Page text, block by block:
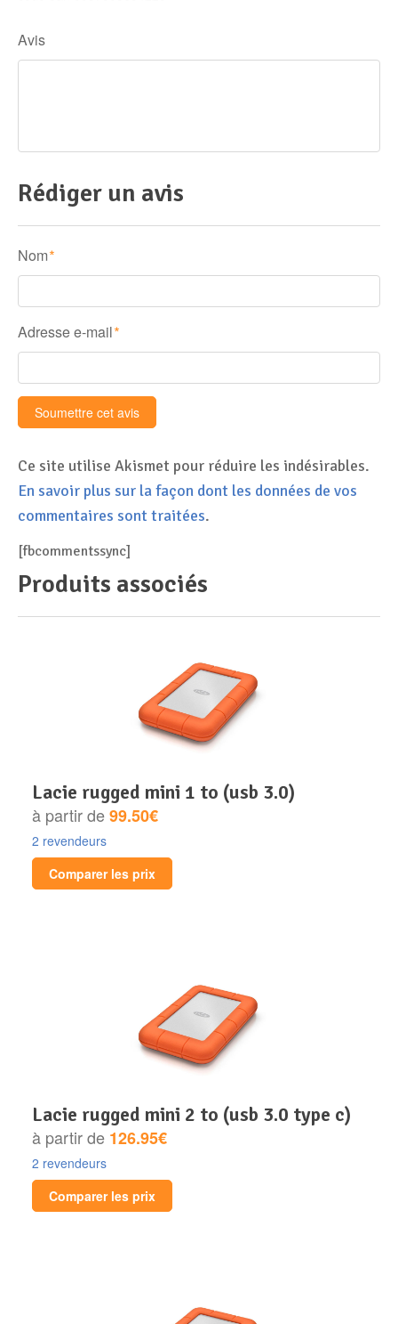
Avis
Rédiger un avis
Nom *
Adresse e-mail *
Ce site utilise Akismet pour réduire les indésirables.
En savoir plus sur la façon dont les données de vos
commentaires sont traitées.
[fbcommentssync]
Produits associés
lacie rugged mini 1 to (usb 3.0)
à partir de99.50€
2 revendeurs
Comparer les prix
lacie rugged mini 2 to (usb 3.0 type c)
à partir de 126.95€
2 revendeurs
Comparer les prix